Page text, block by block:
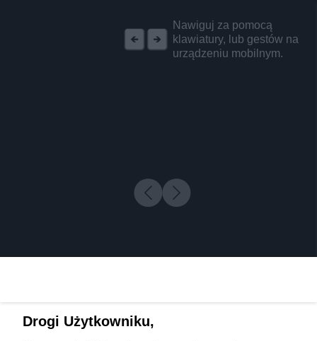
Nawiguj za pomocą
klawiatury, lub gestów na
urządzeniu mobilnym.
Drogi Użytkowniku,